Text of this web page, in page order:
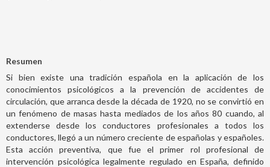
Resumen
Si bien existe una tradición española en la aplicación de los
conocimientos psicológicos a la prevención de accidentes de
circulación, que arranca desde la década de 1920, no se convirtió en
un fenómeno de masas hasta mediados de los años 80 cuando, al
extenderse desde los conductores profesionales a todos los
conductores, llegó a un número creciente de españolas y españoles.
Esta acción preventiva, que fue el primer rol profesional de
intervención psicológica legalmente regulado en España, definido